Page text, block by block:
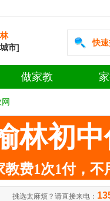
市]
快
做家教
林初
教费1次1付，
挑选太麻烦？请直接来电：